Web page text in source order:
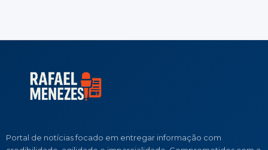
Portal de notícias focado em entregar informação com